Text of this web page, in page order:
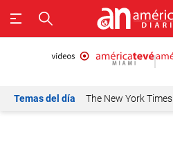
Temas del día The New York Times